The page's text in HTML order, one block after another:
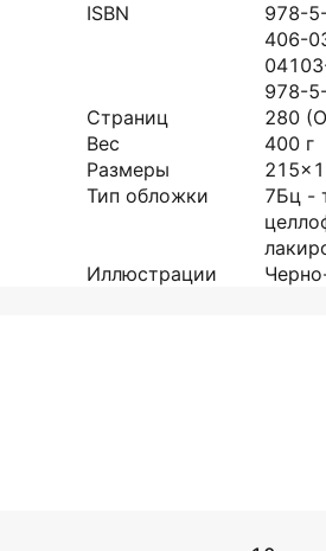
ISBN
978-
406-
978-
Страниц
280
Вес
400 г
Размеры
Тип обложки
7Бц -
Иллюстрации